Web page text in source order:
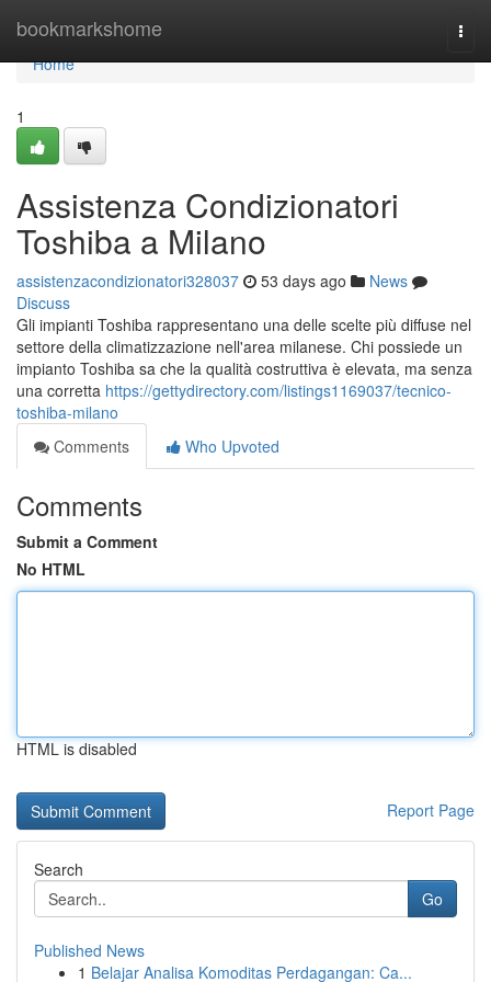
bookmarkshome
Home
Home
1
Assistenza Condizionatori
Toshiba a Milano
assistenzacondizionatori328037 53 days ago
News
Discuss
Gli impianti Toshiba rappresentano una delle scelte più diffuse nel
settore della climatizzazione nell'area milanese. Chi possiede un
impianto Toshiba sa che la qualità costruttiva è elevata, ma senza
una corretta https://gettydirectory.com/listings1169037/tecnico-
toshiba-milano
Comments
Who Upvoted
Comments
Submit a Comment
No HTML
HTML is disabled
Report Page
Search
Go
Published News
1 Belajar Analisa Komoditas Perdagangan: Ca...